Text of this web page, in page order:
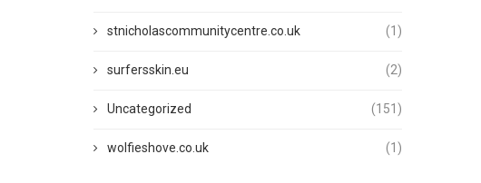
stnicholascommunitycentre.co.uk (1)
surfersskin.eu (2)
Uncategorized (151)
wolfieshove.co.uk (1)